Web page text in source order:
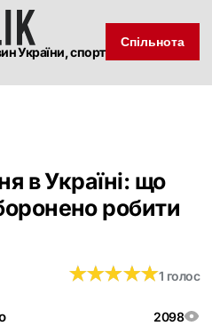
України, спорт
Спільнота
в Україні: що
робити
2098
★★★★★
★★★★★1 голос